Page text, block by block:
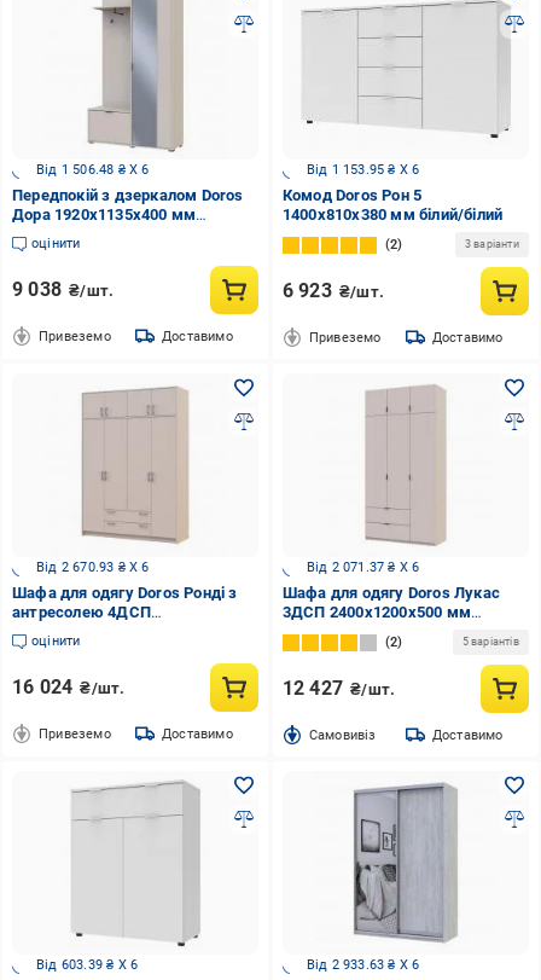
Від 1 506.48 ₴ X 6
Передпокій з дзеркалом Doros
Дора 1920х1135х400 мм
кашемір
оцінити
9 038 ₴/шт.
Привеземо Доставимо
Від 1 153.95 ₴ X 6
Комод Doros Рон 5
1400x810x380 мм білий/білий
2 3 варіанти
6 923 ₴/шт.
Привеземо Доставимо
Від 2 670.93 ₴ X 6
Шафа для одягу Doros Ронді з
антресолею 4ДСП
2360х1600х520 мм кашемір /
кашемір
оцінити
16 024 ₴/шт.
Привеземо Доставимо
Від 2 071.37 ₴ X 6
Шафа для одягу Doros Лукас
3ДСП 2400х1200х500 мм
кашемір
2 5 варіантів
12 427 ₴/шт.
Cамовивіз Доставимо
Від 603.39 ₴ X 6 Від 2 933.63 ₴ X 6